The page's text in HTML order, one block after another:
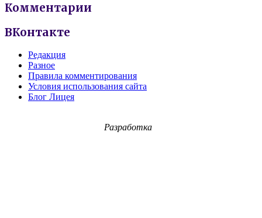
Комментарии
ВКонтакте
Редакция
Разное
Правила комментирования
Условия использования сайта
Блог Лицея
Разработка